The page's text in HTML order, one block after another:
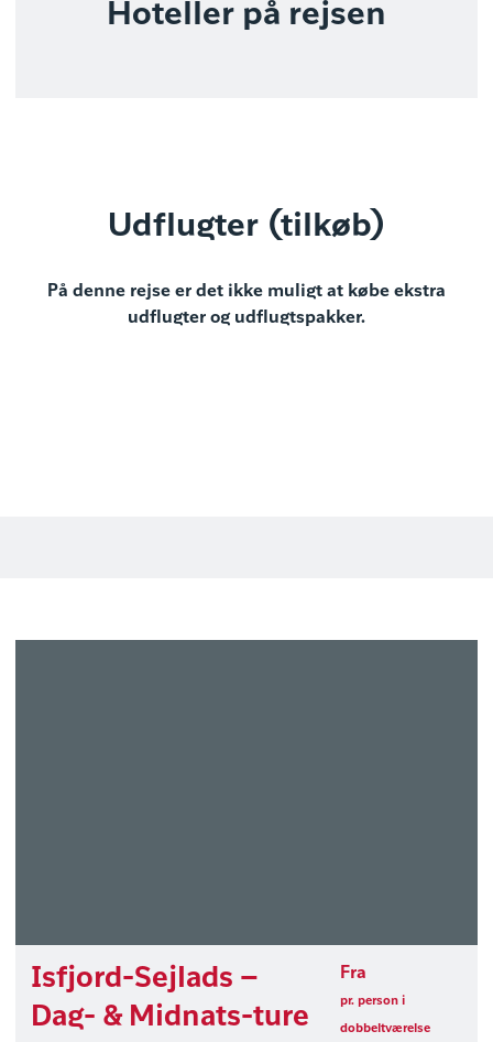
Hoteller på rejsen
Udflugter (tilkøb)
På denne rejse er det ikke muligt at købe ekstra
udflugter og udflugtspakker.
Isfjord-Sejlads –
Dag- & Midnats-ture
Fra
pr. person i
dobbeltværelse